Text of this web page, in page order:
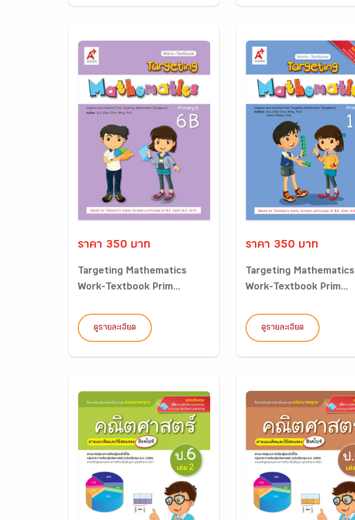
ราคา 350 บาท
Targeting Mathematics
Work-Textbook Prim...
ดูรายละเอียด
ราคา 350 บาท
Targeting Mathematics
Work-Textbook Prim...
ดูรายละเอียด